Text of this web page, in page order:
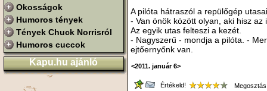
Okosságok
Humoros tények
Tények Chuck Norrisról
Humoros cuccok
Kapu.hu ajánló
A pilóta hátraszól a repülőgép
- Van önök között olyan, aki hisz az
Az egyik utas felteszi a kezét.
- Nagyszerű - mondja a pilóta. -
ejtőernyőnk van.
<2011. január 6>
Értékeld!